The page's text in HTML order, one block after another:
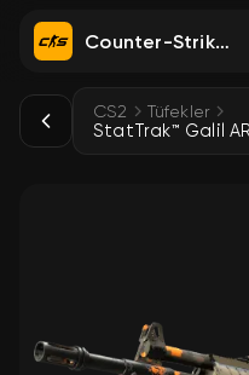
Counter-Strike 2
CS2 Tüfekler